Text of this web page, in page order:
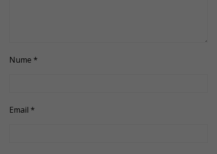
Nume *
Email *